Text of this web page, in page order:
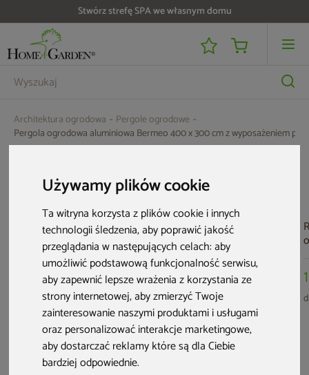
Używamy plików cookie
Ta witryna korzysta z plików cookie i innych
technologii śledzenia, aby poprawić jakość
przeglądania w następujących celach:aby
umożliwić podstawową funkcjonalność serwisu,
aby zapewnić lepsze wrażenia z korzystania ze
strony internetowej,aby zmierzyć Twoje
zainteresowanie naszymi produktami i usługami
oraz personalizować interakcje marketingowe,
aby dostarczać reklamy które są dla Ciebie
bardziej odpowiednie.
Stwórz strefę SPA we własnym domu
Architektura ogrodowa
Pergole ogrodowe
Pergola ogrodowa aluminiowa Bermeo 400 x 300 cm z wyposażeniem
Panel żaluzjowy do
pergoli ogrodowej
Schatler Modern /
Modern Alu
1 499 zł
Pergola ogrodowa
aluminiowa
Schatler Modern
Alu 9x3 m
16 299 zł
Pergola ogrodowa
Schatler Modern
4x4 m z
Bestseller